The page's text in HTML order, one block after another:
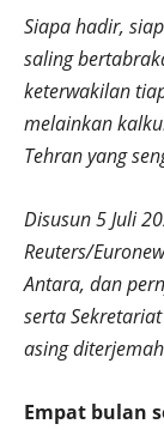
Siapa hadir,
saling
keterwakilan
melainkan
Tehran yang
Disusun 5 Juli
Reuters/
Antara, dan
serta
asing
Empat bulan